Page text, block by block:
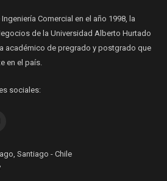
Comercial en el año 1998, la
de la Universidad Alberto Hurtado
académico de pregrado y postgrado que
en el país.
sociales:
Santiago - Chile